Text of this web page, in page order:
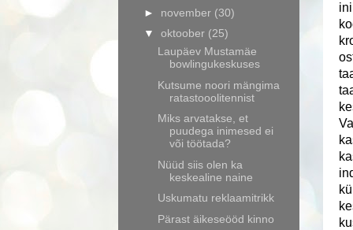
► november (30)
▼ oktoober (25)
Laupäev Mustamäe
bowlingukeskuses
Kutsume noori mängima
ratastooolitennist
Miks arvatakse, et
puudega inimesed ei
või töötada?
Nüüd siis olen ka
keskealine naine
Uskumatu reklaamitrikk
Pärast äikeseööd kinno